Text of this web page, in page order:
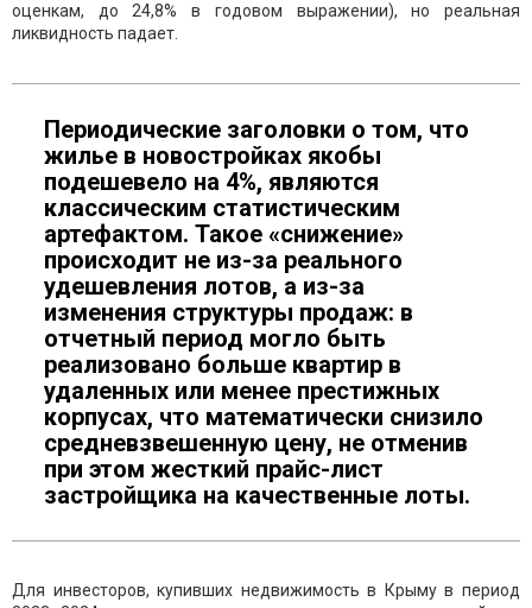
оценкам, до 24,8% в годовом выражении), но реальная
ликвидность падает.
Периодические заголовки о том, что
жилье в новостройках якобы
подешевело на 4%, являются
классическим статистическим
артефактом. Такое «снижение»
происходит не из-за реального
удешевления лотов, а из-за
изменения структуры продаж: в
отчетный период могло быть
реализовано больше квартир в
удаленных или менее престижных
корпусах, что математически снизило
средневзвешенную цену, не отменив
при этом жесткий прайс-лист
застройщика на качественные лоты.
Для инвесторов, купивших недвижимость в Крыму в период